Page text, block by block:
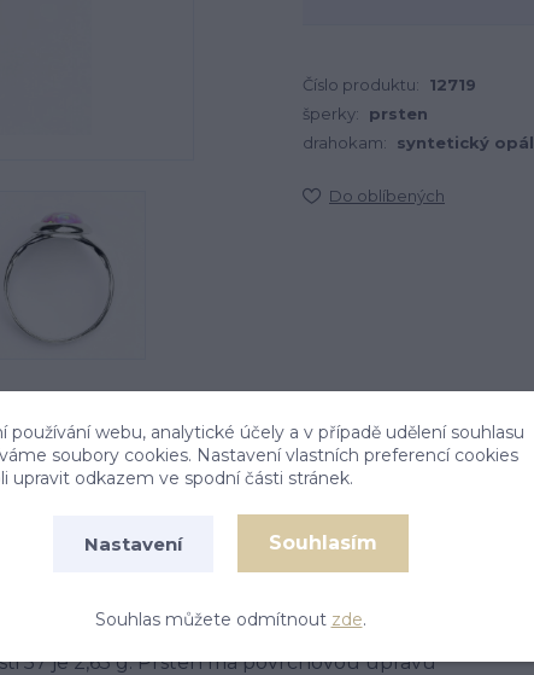
Číslo produktu: 12719
šperky:
prsten
drahokam:
syntetický opál
Do oblíbených
opálem o rozměru 8x10 mm. Materiál je
57 je 2,65 g. Prsten má povrchovou úpravu
webu, analytické účely a v případě udělení souhlasu
soubory cookies. Nastavení vlastních preferencí cookies
upravit odkazem ve spodní části stránek.
Nastavení Souhlasím
Souhlas můžete odmítnout zde.